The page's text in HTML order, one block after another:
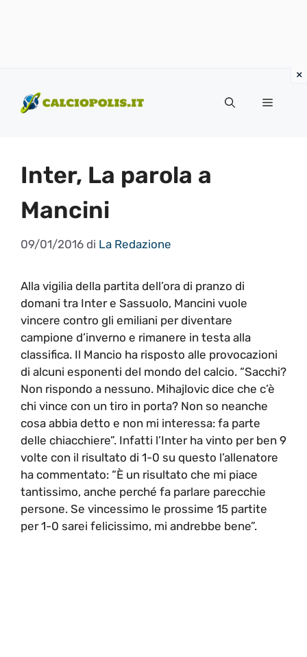
contenuto
Menu
Inter, La parola a
Mancini
09/01/2016 di La Redazione
Alla vigilia della partita dell’ora di pranzo di
domani tra Inter e Sassuolo, Mancini vuole
vincere contro gli emiliani per diventare
campione d’inverno e rimanere in testa alla
classifica. Il Mancio ha risposto alle provocazioni
di alcuni esponenti del mondo del calcio. “Sacchi?
Non rispondo a nessuno. Mihajlovic dice che c’è
chi vince con un tiro in porta? Non so neanche
cosa abbia detto e non mi interessa: fa parte
delle chiacchiere”. Infatti l’Inter ha vinto per ben 9
volte con il risultato di 1-0 su questo l’allenatore
ha commentato: “È un risultato che mi piace
tantissimo, anche perché fa parlare parecchie
persone. Se vincessimo le prossime 15 partite
per 1-0 sarei felicissimo, mi andrebbe bene”.